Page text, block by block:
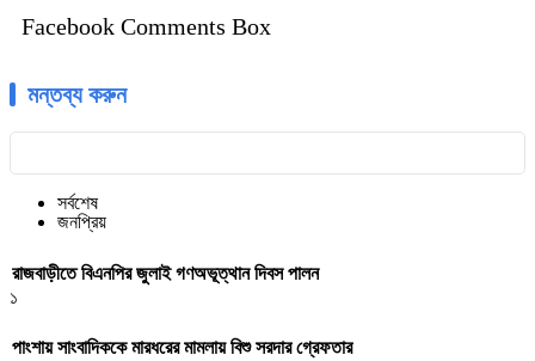
Facebook Comments Box
মন্তব্য করুন
সর্বশেষ
জনপ্রিয়
রাজবাড়ীতে বিএন‌পির জুলাই গণঅভূত্থান দিবস পালন
১
পাংশায় সাংবাদিককে মারধরের মামলায় বিশু সরদার গ্রেফতার